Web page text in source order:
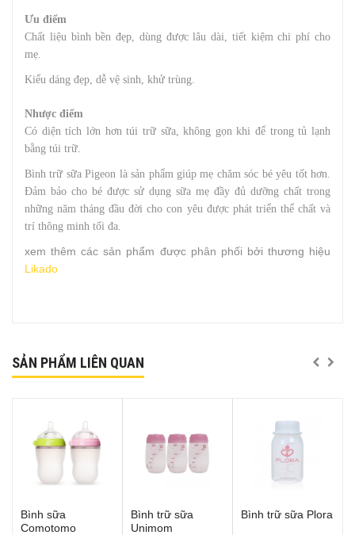
Ưu điểm
Chất liệu bình bền đẹp, dùng được lâu dài, tiết kiệm chi phí cho
mẹ.
Kiểu dáng đẹp, dễ vệ sinh, khử trùng.
Nhược điểm
Có diện tích lớn hơn túi trữ sữa, không gọn khi để trong tủ lạnh
bằng túi trữ.
Bình trữ sữa Pigeon là sản phẩm giúp mẹ chăm sóc bé yêu tốt hơn.
Đảm bảo cho bé được sử dụng sữa mẹ đầy đủ dưỡng chất trong
những năm tháng đầu đời cho con yêu được phát triển thể chất và
trí thông minh tối đa.
xem thêm các sản phẩm được phân phối bởi thương hiệu
Likado
SẢN PHẨM LIÊN QUAN
Bình sữa
Comotomo
Bình trữ sữa
Unimom
Bình trữ sữa Plora